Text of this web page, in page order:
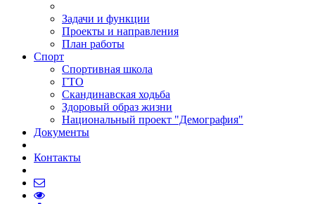
Задачи и функции
Проекты и направления
План работы
Спорт
Спортивная школа
ГТО
Скандинавская ходьба
Здоровый образ жизни
Национальный проект "Демография"
Документы
Контакты